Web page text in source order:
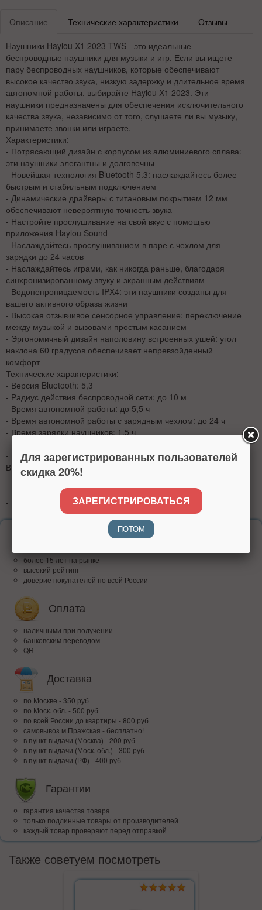
Описание Технические характеристики Отзывы
Наушники Haylou X1 2023 TWS - это идеальные
беспроводные наушники для музыки и игр. Если вы ищете
пару беспроводных наушников, которые обеспечивают
высокое качество звука, низкую задержку и длительное время
автономной работы, выбирайте Haylou X1 2023. Эти
наушники предназначены для обеспечения исключительного
качества звука, независимо от того, слушаете ли вы музыку,
принимаете звонки или играете.
Характеристики:
- Потрясающий дизайн с корпусом из алюминиевого сплава:
эти наушники элегантны и долговечны
- Новейшая технология Bluetooth 5.3: наслаждайтесь более
быстрым и стабильным подключением
- Динамические драйверы с титановым покрытием 12 мм
обеспечивают невероятную точность звука
- Настройте прослушивание на свой вкус с помощью
приложения Haylou Sound
- Наслаждайтесь прослушиванием в паре с чехлом для
зарядки до 24 часов
- Наслаждайтесь играми, как никогда раньше, благодаря
синхронизированному звуку и экранным действиям
- Водонепроницаемость IPX4: эти наушники созданы для
вашего активного образа жизни
- Высокая отзывчивое сенсорное управление: переключение
между музыкой и вызовами простым касанием
- Эргономичный дизайн наполовину встроенных ушей: угол
наклона 60 градусов обеспечивает непревзойденный
комфорт
Технические характеристики:
- Версия Bluetooth: 5,3
- Радиус действия беспроводной сети: до 10 м
- Время автономной работы: до 5,5 ч
- Время автономной работы с зарядным чехлом: до 24 ч
- Время зарядки наушников: 1,5 ч
- Емкость аккумулятора наушников: 35 мАч
- Емкость аккумулятора зарядного чехла: 300 мАч
В комплект поставки входят:
- Наушники Haylou X1 2023 TWS
- Кейс для зарядки
- Кабель для зарядки USB-A / USB-C
Надежность
более 15 лет на рынке
высокий рейтинг
доверие покупателей по всей России
Оплата
наличными при получении
банковским переводом
QR
Доставка
по Москве - 350 руб
по Моск. обл. - 500 руб
по всей Росcии до квартиры - 800 руб
самовывоз м.Пражская - бесплатно!
в пункт выдачи (Москва) - 200 руб
в пункт выдачи (Моск. обл.) - 300 руб
в пункт выдачи (РФ) - 400 руб
Гарантии
гарантия качества товара
только подлинные товары от производителей
каждый товар проверяют перед отправкой
Также советуем посмотреть
Для зарегистрированных пользователей
скидка 20%!
ЗАРЕГИСТРИРОВАТЬСЯ
ПОТОМ